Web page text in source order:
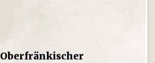
Oberfränkischer